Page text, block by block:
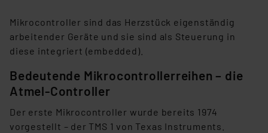
sich auf die Standarddatenschutzklauseln der
Europäischen Kommission sowie einer eigenen
Beurteilung der mit der Datenübermittlung,
verbundenen Risiken.“
Mikrocontroller sind das Herzstück eigenständig
arbeitender Geräte und sie sind als Steuerung in
diese integriert (embedded).
Bedeutende Mikrocontrollerreihen – die
Atmel-Controller
Der erste Mikrocontroller wurde bereits 1974
vorgestellt – der TMS 1 von Texas Instruments.